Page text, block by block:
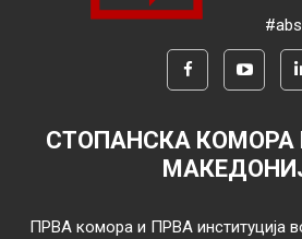
СТОПАНСКА КОМОРА
ПРВА комора и ПРВА институција